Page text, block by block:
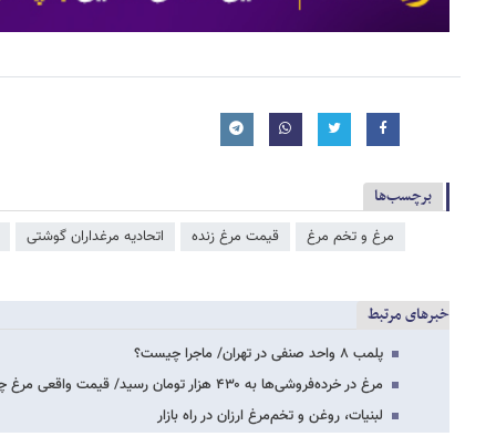
برچسب‌ها
مرغ و تخم مرغ قیمت مرغ زنده اتحادیه مرغداران گوشتی
خبرهای مرتبط
پلمب ۸ واحد صنفی در تهران/ ماجرا چیست؟
مرغ در خرده‌فروشی‌ها به ۴۳۰ هزار تومان رسید/ قیمت واقعی مرغ چه رقمی است؟
لبنیات، روغن و تخم‌مرغ ارزان‌ در راه بازار